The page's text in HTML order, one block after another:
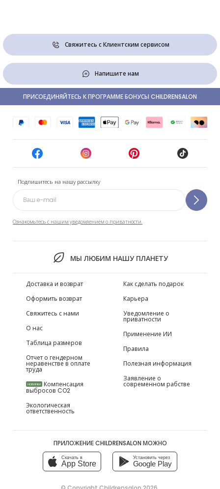
Свяжитесь с Клиентским сервисом
Напишите нам
Подпишитесь на нашу рассылку
Ознакомьтесь с нашим уведомлением о приватности.
МЫ ЛЮБИМ НАШУ ПЛАНЕТУ
ПРИСОЕДИНЯЙТЕСЬ К ПРОГРАММЕ БОНУСЫ CHILDRENSALON
Доставка и возврат
Оформить возврат
Свяжитесь с нами
О нас
Таблица размеров
Отчет о гендерном
неравенстве в оплате
труда
НОВИНКИ Компенсация
выбросов CO2
Экологическая
ответственность
Как сделать подарок
Карьера
Уведомление о
приватности
Применение ИИ
Правила
Полезная информация
Заявление о
современном рабстве
ПРИЛОЖЕНИЕ CHILDRENSALON МОЖНО
Скачать в
App Store
Установить через
Google Play